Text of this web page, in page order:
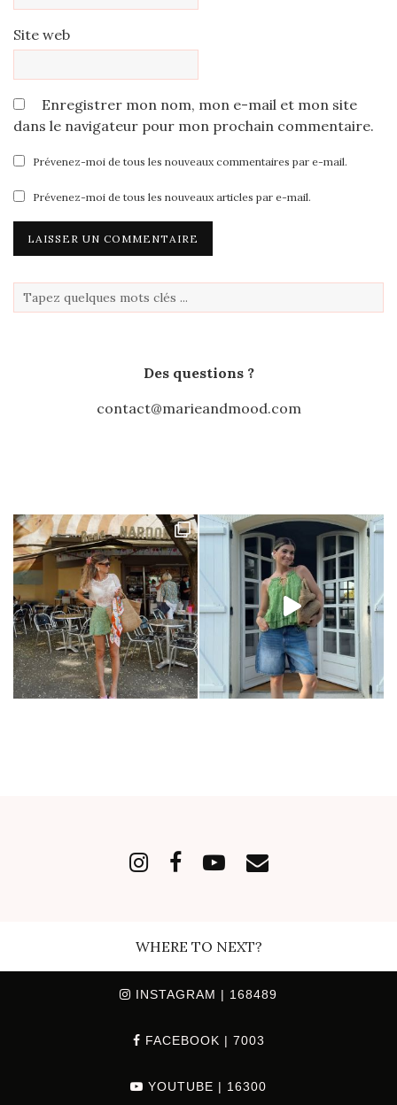
Site web
Enregistrer mon nom, mon e-mail et mon site
dans le navigateur pour mon prochain commentaire.
Prévenez-moi de tous les nouveaux commentaires par e-mail.
Prévenez-moi de tous les nouveaux articles par e-mail.
Des questions ?
contact@marieandmood.com
WHERE TO NEXT?
INSTAGRAM | 168489
FACEBOOK | 7003
YOUTUBE | 16300